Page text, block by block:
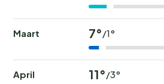
Maart 7°/1°
April 11°/3°